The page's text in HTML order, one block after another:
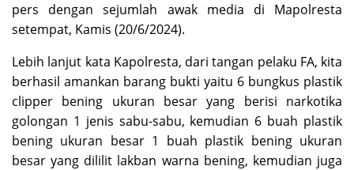
pers dengan sejumlah awak media di Mapolresta
setempat, Kamis (20/6/2024).
Lebih lanjut kata Kapolresta, dari tangan pelaku FA, kita
berhasil amankan barang bukti yaitu 6 bungkus plastik
clipper bening ukuran besar yang berisi narkotika
golongan 1 jenis sabu-sabu, kemudian 6 buah plastik
bening ukuran besar 1 buah plastik bening ukuran
besar yang dililit lakban warna bening, kemudian juga